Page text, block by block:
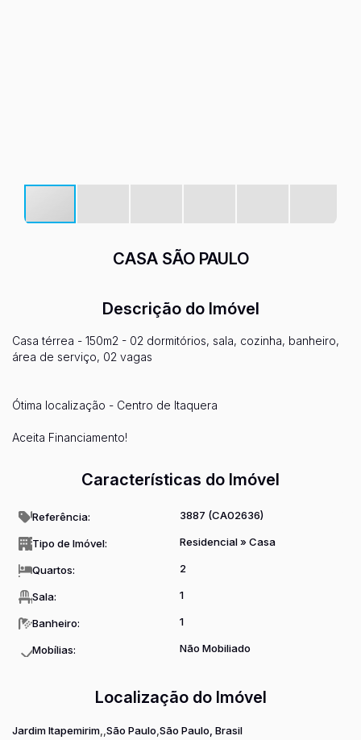
CASA SÃO PAULO
Descrição do Imóvel
Casa térrea - 150m2 - 02 dormitórios, sala, cozinha, banheiro,
área de serviço, 02 vagas
Ótima localização - Centro de Itaquera
Aceita Financiamento!
Características do Imóvel
Referência: 3887 (CA02636)
Tipo de Imóvel: Residencial» Casa
Quartos: 2
Sala: 1
Banheiro: 1
Mobílias: Não Mobiliado
Localização do Imóvel
Jardim Itapemirim São Paulo São Paulo, Brasil